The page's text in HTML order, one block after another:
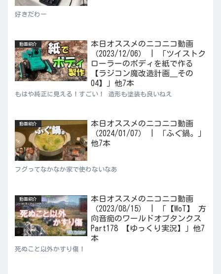
好きだわー
動画紹介
本日オススメのニコニコ動画
（2023/12/06） | 「ツイストク
ローラーのボディを紙で作る
【ラジコン魔改造計画＿その
04】」他7本
もはや純正に見える！すごい！ 造形も塗装も良いねえ
動画紹介
本日オススメのニコニコ動画
（2024/01/07） | 「ふぐ鍋。」
他7本
フグってなかなか家で使わないなあ
動画紹介
本日オススメのニコニコ動画
（2023/08/15） | 「【WoT】 方
向音痴のワールドオブタンクス
Part178 【ゆっくり実況】」他7
本
死ぬこと以外かすり傷！